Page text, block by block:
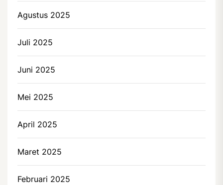
Agustus 2025
Juli 2025
Juni 2025
Mei 2025
April 2025
Maret 2025
Februari 2025